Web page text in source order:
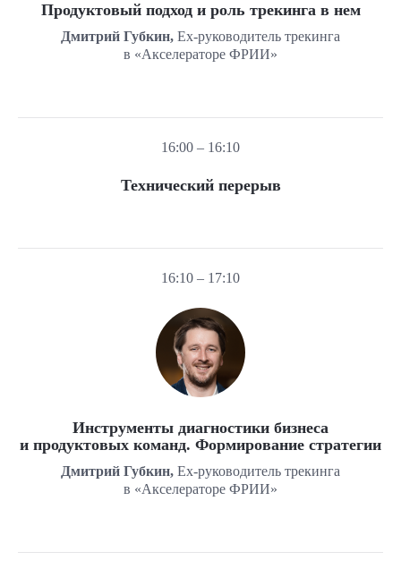
Продуктовый подход и роль трекинга в нем
Дмитрий Губкин, Ex-руководитель трекинга
в «Акселераторе ФРИИ»
16:00 – 16:10
Технический перерыв
16:10 – 17:10
Инструменты диагностики бизнеса
и продуктовых команд. Формирование стратегии
Дмитрий Губкин, Ex-руководитель трекинга
в «Акселераторе ФРИИ»